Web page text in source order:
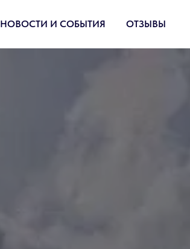
НОВОСТИ И СОБЫТИЯ ОТЗЫВЫ